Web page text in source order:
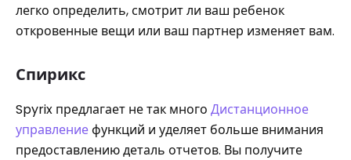
легко определить, смотрит ли ваш ребенок
откровенные вещи или ваш партнер изменяет вам.
Спирикс
Spyrix предлагает не так много Дистанционное
управлениефункций и уделяет больше внимания
предоставлению деталь отчетов. Вы получите